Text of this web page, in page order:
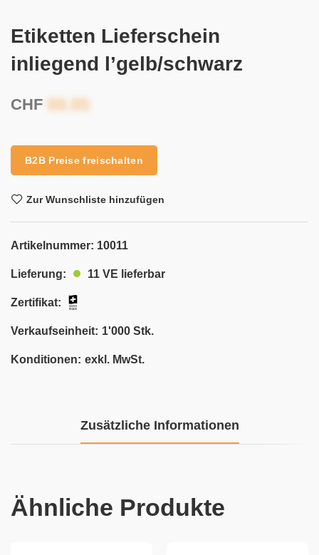
Etiketten Lieferschein
inliegend l’gelb/schwarz
CHF
B2B Preise freischalten
Zur Wunschliste hinzufügen
Artikelnummer: 10011
Lieferung: 11 VE lieferbar
Zertifikat:
Verkaufseinheit: 1'000 Stk.
Konditionen: exkl. MwSt.
Zusätzliche Informationen
Ähnliche Produkte